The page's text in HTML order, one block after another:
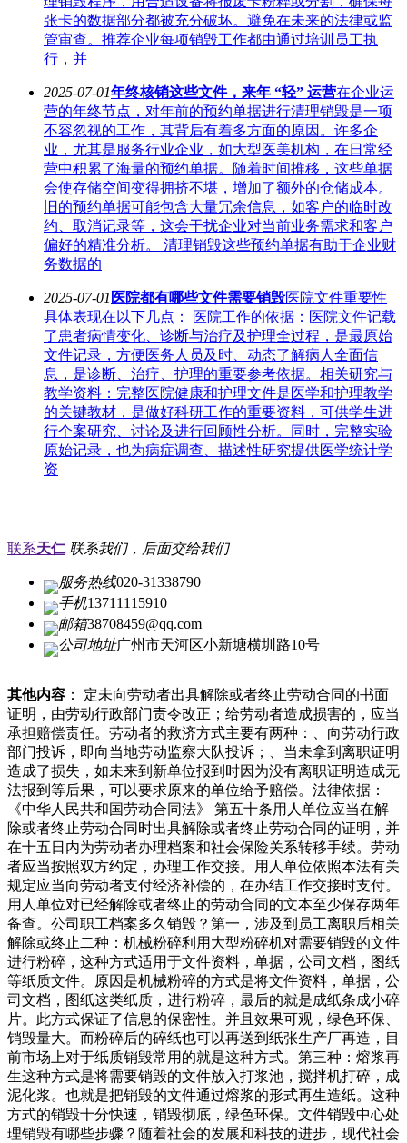
张卡的数据部分都被充分破坏。避免在未来的法律或监
管审查。推荐企业每项销毁工作都由通过培训员工执
行，并
2025-07-01年终核销这些文件，来年 “轻” 运营在企业运
营的年终节点，对年前的预约单据进行清理销毁是一项
不容忽视的工作，其背后有着多方面的原因。许多企
业，尤其是服务行业企业，如大型医美机构，在日常经
营中积累了海量的预约单据。随着时间推移，这些单据
会使存储空间变得拥挤不堪，增加了额外的仓储成本。
旧的预约单据可能包含大量冗余信息，如客户的临时改
约、取消记录等，这会干扰企业对当前业务需求和客户
偏好的精准分析。 清理销毁这些预约单据有助于企业财
务数据的
2025-07-01 医院都有哪些文件需要销毁医院文件重要性
具体表现在以下几点： 医院工作的依据：医院文件记载
了患者病情变化、诊断与治疗及护理全过程，是最原始
文件记录，方便医务人员及时、动态了解病人全面信
息，是诊断、治疗、护理的重要参考依据。相关研究与
教学资料：完整医院健康和护理文件是医学和护理教学
的关键教材，是做好科研工作的重要资料，可供学生进
行个案研究、讨论及进行回顾性分析。同时，完整实验
原始记录，也为病症调查、描述性研究提供医学统计学
资
联系天仁 联系我们，后面交给我们
服务热线020-31338790
手机13711115910
邮箱38708459@qq.com
公司地址广州市天河区小新塘横圳路10号
其他内容 ： 定未向劳动者出具解除或者终止劳动合同的书面
证明，由劳动行政部门责令改正；给劳动者造成损害的，应当
承担赔偿责任。劳动者的救济方式主要有两种：、向劳动行政
部门投诉，即向当地劳动监察大队投诉；、当未拿到离职证明
造成了损失，如未来到新单位报到时因为没有离职证明造成无
法报到等后果，可以要求原来的单位给予赔偿。法律依据：
《中华人民共和国劳动合同法》 第五十条用人单位应当在解
除或者终止劳动合同时出具解除或者终止劳动合同的证明，并
在十五日内为劳动者办理档案和社会保险关系转移手续。劳动
者应当按照双方约定，办理工作交接。用人单位依照本法有关
规定应当向劳动者支付经济补偿的，在办结工作交接时支付。
用人单位对已经解除或者终止的劳动合同的文本至少保存两年
备查。公司职工档案多久销毁？第一，涉及到员工离职后相关
解除或终止二种：机械粉碎利用大型粉碎机对需要销毁的文件
进行粉碎，这种方式适用于文件资料，单据，公司文档，图纸
等纸质文件。原因是机械粉碎的方式是将文件资料，单据，公
司文档，图纸这类纸质，进行粉碎，最后的就是成纸条成小碎
片。此方式保证了信息的保密性。并且效果可观，绿色环保、
销毁量大。而粉碎后的碎纸也可以再送到纸张生产厂再造，目
前市场上对于纸质销毁常用的就是这种方式。第三种：熔浆再
生这种方式是将需要销毁的文件放入打浆池，搅拌机打碎，成
泥化浆。也就是把销毁的文件通过熔浆的形式再生造纸。这种
方式的销毁十分快速，销毁彻底，绿色环保。文件销毁中心处
理销毁有哪些步骤？随着社会的发展和科技的进步，现代社会